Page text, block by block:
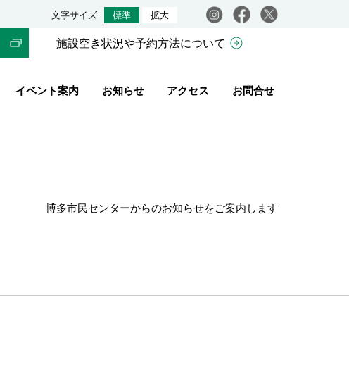
文字サイズ 標準 拡大 Instagramfacebook
施設空き状況や予約方法について
イベント案内 お知らせ アクセス お問合せ
博多市民センターからのお知らせをご案内します